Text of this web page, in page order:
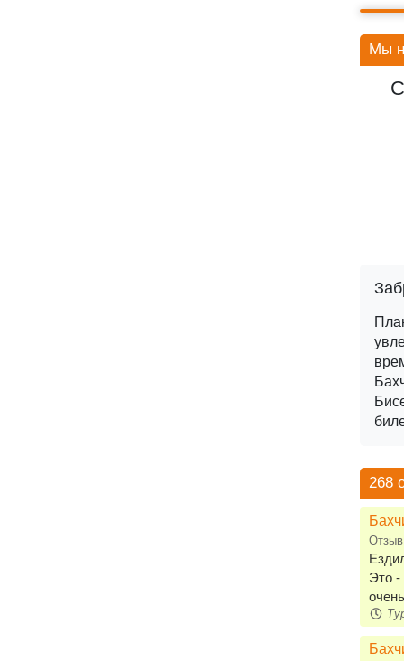
Мы
268
Это -